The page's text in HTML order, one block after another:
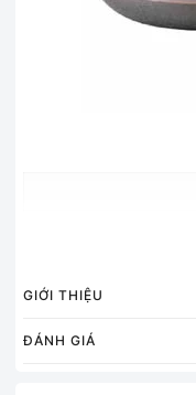
GIỚI THIỆU
ĐÁNH GIÁ